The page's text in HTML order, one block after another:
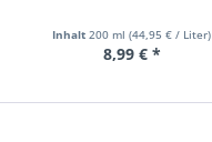
Inhalt200 ml(44,95 € / Liter)
8,99 € *